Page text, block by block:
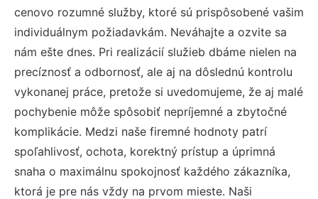
cenovo rozumné služby, ktoré sú prispôsobené vašim
individuálnym požiadavkám. Neváhajte a ozvite sa
nám ešte dnes. Pri realizácií služieb dbáme nielen na
precíznosť a odbornosť, ale aj na dôslednú kontrolu
vykonanej práce, pretože si uvedomujeme, že aj malé
pochybenie môže spôsobiť nepríjemné a zbytočné
komplikácie. Medzi naše firemné hodnoty patrí
spoľahlivosť, ochota, korektný prístup a úprimná
snaha o maximálnu spokojnosť každého zákazníka,
ktorá je pre nás vždy na prvom mieste. Naši